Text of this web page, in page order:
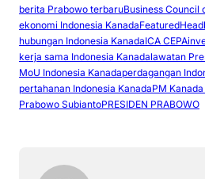
p
y
Li
n
ai
l
c
e
b
o
at
s
A
p
berita Prabowo terbaruBusiness Council
ekonomi Indonesia KanadaFeatured
hubungan Indonesia KanadaICA CEPA
kerja sama Indonesia Kanadalawatan
MoU Indonesia Kanadaperdagangan
pertahanan Indonesia KanadaPM
Prabowo SubiantoPRESIDEN PRABOWO